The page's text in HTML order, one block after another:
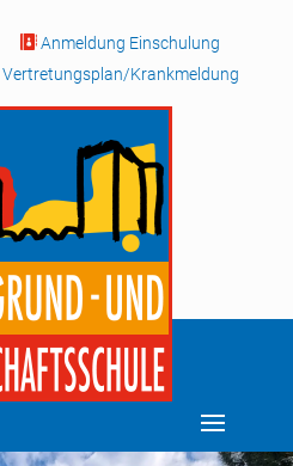
 Anmeldung Einschulung
Vertretungsplan/Krankmeldung